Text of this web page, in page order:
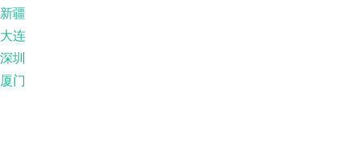
新疆
大连
深圳
厦门